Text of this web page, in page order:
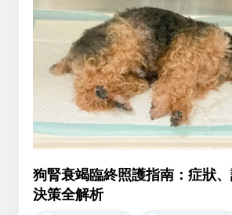
狗腎衰竭臨終照護指南：症狀
決策全解析